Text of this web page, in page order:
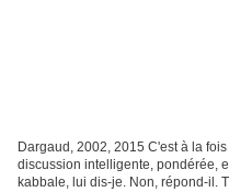
Dargaud, 2002, 2015 C'est à la
discussion intelligente, pondérée,
kabbale, lui dis-je. Non, répond-il.